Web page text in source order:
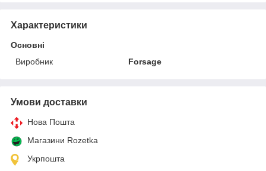
Характеристики
Основні
Виробник
Forsage
Умови доставки
Нова Пошта
Магазини Rozetka
Укрпошта